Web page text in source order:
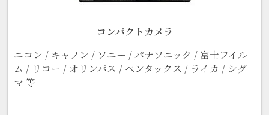
コンパクトカメラ
ニコン / キャノン / ソニー / パナソニック / 富士フイル
ム / リコー / オリンパス / ペンタックス / ライカ / シグ
マ 等